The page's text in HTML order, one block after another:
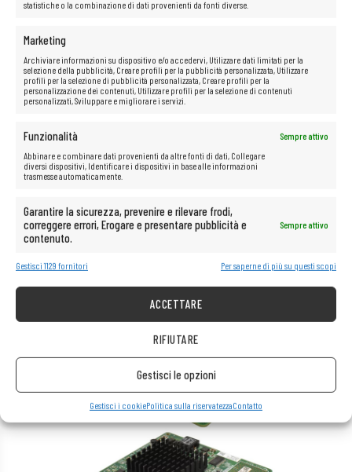
statistiche o la combinazione di dati provenienti da fonti diverse.
Marketing
Archiviare informazioni su dispositivo e/o accedervi, Utilizzare dati limitati per la
selezione della pubblicità, Creare profili per la pubblicità personalizzata, Utilizzare
profili per la selezione di pubblicità personalizzata, Creare profili per la
personalizzazione dei contenuti, Utilizzare profili per la selezione di contenuti
personalizzati, Sviluppare e migliorare i servizi.
Funzionalità
Sempre attivo
Abbinare e combinare dati provenienti da altre fonti di dati, Collegare
diversi dispositivi, Identificare i dispositivi in base alle informazioni
trasmesse automaticamente.
Garantire la sicurezza, prevenire e rilevare frodi,
correggere errori, Erogare e presentare pubblicità e
contenuto.
Sempre attivo
Gestisci 1129 fornitori Per saperne di più su questi scopi
ACCETTARE
RIFIUTARE
Gestisci le opzioni
Gestisci i cookiePolitica sulla riservatezzaContatto
Compatibilità: HuaweiRH2288HV3